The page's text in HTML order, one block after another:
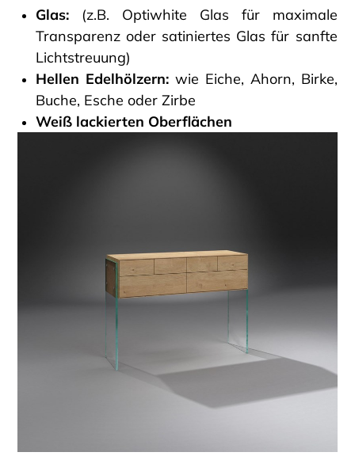
Glas:(z.B. Optiwhite Glas für maximale
Transparenz oder satiniertes Glas für sanfte
Lichtstreuung)
Hellen Edelhölzern:wie Eiche, Ahorn, Birke,
Buche, Esche oder Zirbe
Weiß lackierten Oberflächen